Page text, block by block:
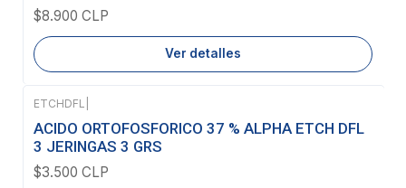
$8.900 CLP
Ver detalles
ETCHDFL
ACIDO ORTOFOSFORICO 37 % ALPHA ETCH DFL
3 JERINGAS 3 GRS
$3.500 CLP